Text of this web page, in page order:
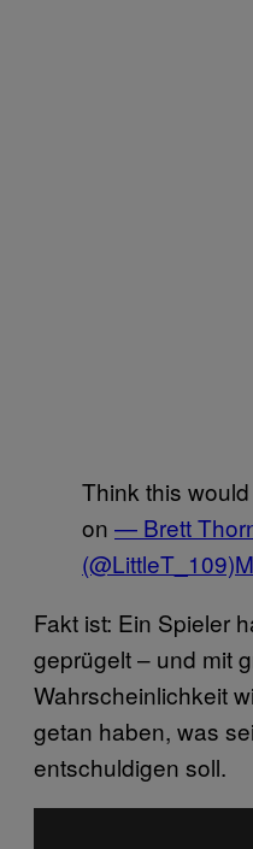
Think this
on — Brett
(@LittleT_109)
Fakt ist: Ein Spieler
geprügelt – und mit
Wahrscheinlichkeit
getan haben, was
entschuldigen soll.